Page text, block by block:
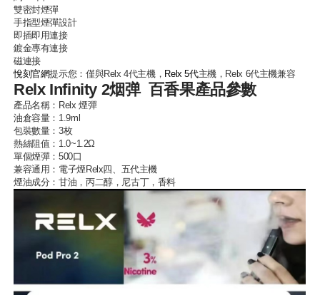
雙密封煙彈
手指型煙彈設計
即插即用連接
鍍金專有連接
磁連接
悅刻官網提示您：僅與Relx 4代主機， Relx 5代主機，Relx 6代主機兼容
Relx Infinity 2烟弹 百香果產品參數
產品名稱： Relx 煙彈
油倉容量：1.9ml
包裝數量：3枚
熱絲阻值：1.0~1.2Ω
單個煙彈：500口
兼容通用： 電子煙Relx四、五代主機
煙油成分：甘油，丙二醇，尼古丁，香料